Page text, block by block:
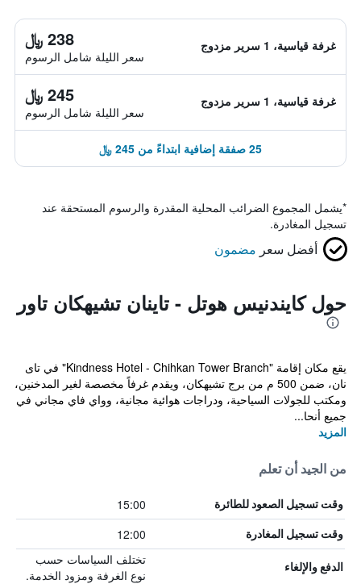
غرفة قياسية، 1 سرير مزدوج 238 ﷼
سعر الليلة شامل الرسوم
غرفة قياسية، 1 سرير مزدوج 245 ﷼
سعر الليلة شامل الرسوم
25 صفقة إضافية ابتداءً من 245 ﷼
*يشمل المجموع الضرائب المحلية المقدرة والرسوم المستحقة عند
تسجيل المغادرة.
أفضل سعر مضمون
حول كايندنيس هوتل - تاينان تشيهكان تاور
يقع مكان إقامة "Kindness Hotel - Chihkan Tower Branch" في تاى
نان، ضمن 500 م من برج تشيهكان، ويقدم غرفاً مخصصة لغير المدخنين،
ومكتب للجولات السياحية، ودراجات هوائية مجانية، وواي فاي مجاني في
جميع أنحا...
المزيد
من الجيد أن تعلم
وقت تسجيل الصعود للطائرة 15:00
وقت تسجيل المغادرة 12:00
الدفع والإلغاء
تختلف السياسات حسب
نوع الغرفة ومزود الخدمة.